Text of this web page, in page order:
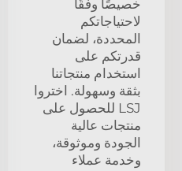
خصيصًا وفقًا
لاحتياجاتكم
المحددة، لضمان
قدرتكم على
استخدام منتجاتنا
بثقة وسهولة. اختروا
LSJ للحصول على
منتجات عالية
الجودة وموثوقة،
وخدمة عملاء